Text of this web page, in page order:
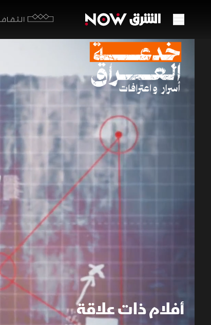
الثقافية
صدام
أفلام ذات علاقة